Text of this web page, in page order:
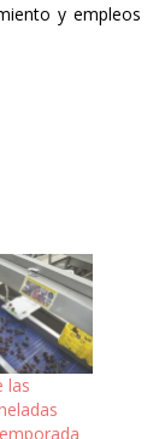
y empleos
las